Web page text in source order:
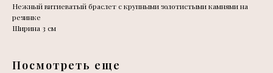
Нежный витиеватый браслет с крупными золотистыми камнями на
резинке
Ширина 3 см
Посмотреть еще